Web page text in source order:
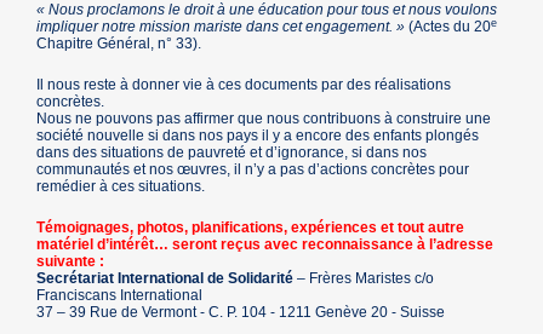
« Nous proclamons le droit à une éducation pour tous et nous voulons
impliquer notre mission mariste dans cet engagement. »(Actes du 20e
Chapitre Général, n° 33).
Il nous reste à donner vie à ces documents par des réalisations
concrètes.
Nous ne pouvons pas affirmer que nous contribuons à construire une
société nouvelle si dans nos pays il y a encore des enfants plongés
dans des situations de pauvreté et d’ignorance, si dans nos
communautés et nos œuvres, il n’y a pas d’actions concrètes pour
remédier à ces situations.
Témoignages, photos, planifications, expériences et tout autre
matériel d’intérêt… seront reçus avec reconnaissance à l’adresse
suivante :
Secrétariat International de Solidarité – Frères Maristes c/o
Franciscans International
37 – 39 Rue de Vermont - C. P. 104 - 1211 Genève 20 - Suisse